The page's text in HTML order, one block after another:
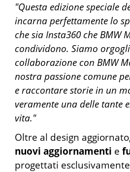
"Questa edizione speciale
incarna perfettamente lo
che sia Insta360 che BMW
condividono. Siamo
collaborazione con BMW
nostra passione comune
e raccontare storie in un
veramente una delle tante
vita."
Oltre al design
nuovi aggiornamenti e
progettati